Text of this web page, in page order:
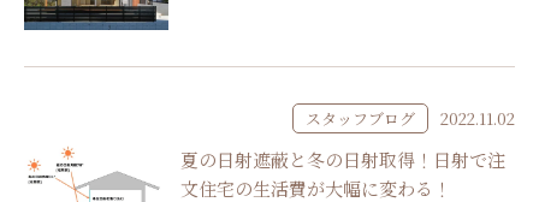
スタッフブログ 2022.11.02
夏の日射遮蔽と冬の日射取得！日射で注
文住宅の生活費が大幅に変わる！